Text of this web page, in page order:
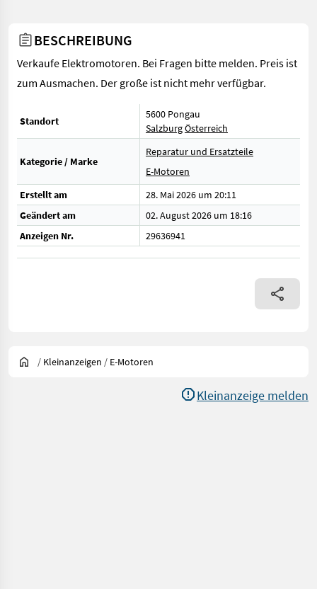
BESCHREIBUNG
Verkaufe Elektromotoren. Bei Fragen bitte melden. Preis ist
zum Ausmachen. Der große ist nicht mehr verfügbar.
Standort
5600 Pongau
SalzburgÖsterreich
Kategorie / Marke
Reparatur und Ersatzteile
E-Motoren
Erstellt am
28. Mai 2026 um 20:11
Geändert am
02. August 2026 um 18:16
Anzeigen Nr.
29636941
/ Kleinanzeigen / E-Motoren
Kleinanzeige melden